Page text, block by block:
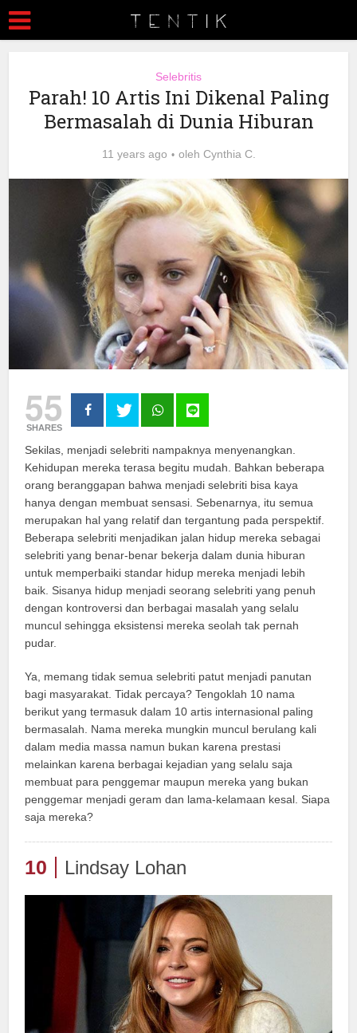
Selebritis
Parah! 10 Artis Ini Dikenal Paling
Bermasalah di Dunia Hiburan
11 years ago oleh Cynthia C.
55
SHARES
Sekilas, menjadi selebriti nampaknya menyenangkan.
Kehidupan mereka terasa begitu mudah. Bahkan beberapa
orang beranggapan bahwa menjadi selebriti bisa kaya
hanya dengan membuat sensasi. Sebenarnya, itu semua
merupakan hal yang relatif dan tergantung pada perspektif.
Beberapa selebriti menjadikan jalan hidup mereka sebagai
selebriti yang benar-benar bekerja dalam dunia hiburan
untuk memperbaiki standar hidup mereka menjadi lebih
baik. Sisanya hidup menjadi seorang selebriti yang penuh
dengan kontroversi dan berbagai masalah yang selalu
muncul sehingga eksistensi mereka seolah tak pernah
pudar.
Ya, memang tidak semua selebriti patut menjadi panutan
bagi masyarakat. Tidak percaya? Tengoklah 10 nama
berikut yang termasuk dalam 10 artis internasional paling
bermasalah. Nama mereka mungkin muncul berulang kali
dalam media massa namun bukan karena prestasi
melainkan karena berbagai kejadian yang selalu saja
membuat para penggemar maupun mereka yang bukan
penggemar menjadi geram dan lama-kelamaan kesal. Siapa
saja mereka?
10 Lindsay Lohan